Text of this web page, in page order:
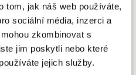
tom, jak náš web používáte,
sociální média, inzerci a
zkombinovat s
jim poskytli nebo které
jejich služby.
Praha 5
úsilie na zodpovednývýber
v našich šperkoch.